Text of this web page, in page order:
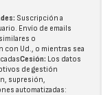
Suscripción a
Envío de emails
o
con Ud., o mientras sea
Cesión: Los datos
de gestión
supresión,
automatizadas: